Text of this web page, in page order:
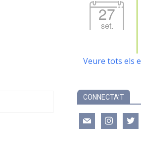
27
set.
Veure tots els
CONNECTA’T
mail instagramtwitter